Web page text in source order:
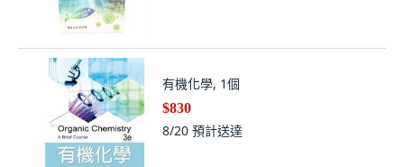
有機化學, 1個
$830
8/20 預計送達